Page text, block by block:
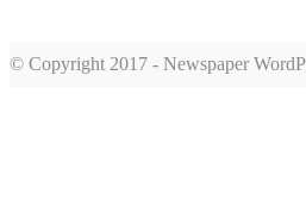
© Copyright 2017 - Newspaper